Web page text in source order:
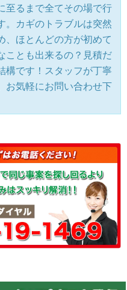
至るまで全てその場で行
。カギのトラブルは突然
、ほとんどの方が初めて
ことも出来るの？見積だ
構です！スタッフが丁寧
お気軽にお問い合わせ下